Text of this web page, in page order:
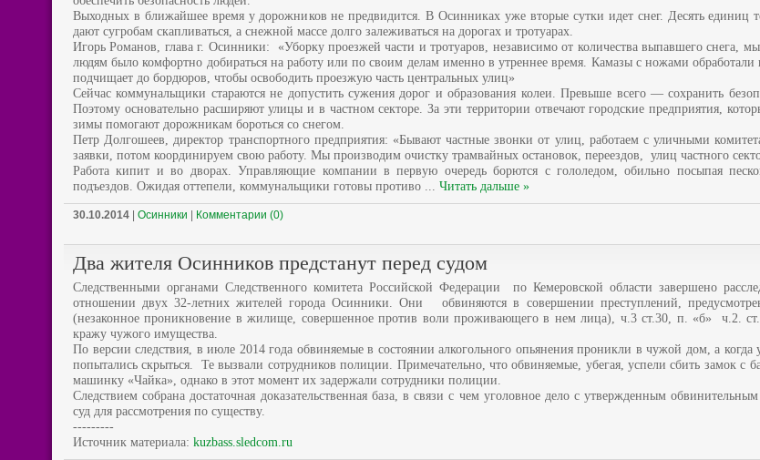
Выходных в ближайшее время у дорожников не предвидится. В Осинниках уже вторые сутки идет снег. Десять единиц
дают сугробам скапливаться, а снежной массе долго залеживаться на дорогах и тротуарах.
Игорь Романов, глава г. Осинники: «Уборку проезжей части и тротуаров, независимо от количества выпавшего снега,
людям было комфортно добираться на работу или по своим делам именно в утреннее время. Камазы с ножами обработали
подчищает до бордюров, чтобы освободить проезжую часть центральных улиц»
Сейчас коммунальщики стараются не допустить сужения дорог и образования колеи. Превыше всего — сохранить
Поэтому основательно расширяют улицы и в частном секторе. За эти территории отвечают городские предприятия,
зимы помогают дорожникам бороться со снегом.
Петр Долгошеев, директор транспортного предприятия: «Бывают частные звонки от улиц, работаем с уличными
заявки, потом координируем свою работу. Мы производим очистку трамвайных остановок, переездов, улиц частного
Работа кипит и во дворах. Управляющие компании в первую очередь борются с гололедом, обильно посыпая
подъездов. Ожидая оттепели, коммунальщики готовы противо ... Читать дальше »
30.10.2014 Осинники Комментарии (0)
Два жителя Осинников предстанут перед судом
Следственными органами Следственного комитета Российской Федерации по Кемеровской области завершено
отношении двух 32-летних жителей города Осинники. Они обвиняются в совершении преступлений,
(незаконное проникновение в жилище, совершенное против воли проживающего в нем лица), ч.3 ст.30, п. «б» ч.2.
кражу чужого имущества.
По версии следствия, в июле 2014 года обвиняемые в состоянии алкогольного опьянения проникли в чужой дом, а когда
попытались скрыться. Те вызвали сотрудников полиции. Примечательно, что обвиняемые, убегая, успели сбить замок с
машинку «Чайка», однако в этот момент их задержали сотрудники полиции.
Следствием собрана достаточная доказательственная база, в связи с чем уголовное дело с утвержденным
суд для рассмотрения по существу.
---------
Источник материала: kuzbass.sledcom.ru